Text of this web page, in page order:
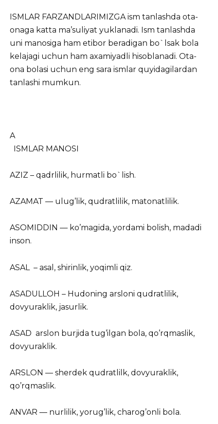
ISMLAR FARZANDLARIMIZGA ism tanlashda ota-
onaga katta ma’suliyat yuklanadi. Ism tanlashda
uni manosiga ham etibor beradigan bo`lsak bola
kelajagi uchun ham axamiyadli hisoblanadi. Ota-
ona bolasi uchun eng sara ismlar quyidagilardan
tanlashi mumkun.
A
ISMLAR MANOSI
AZIZ – qadrlilik, hurmatli bo`lish.
AZAMAT — ulug’lik, qudratlilik, matonatlilik.
ASOMIDDIN — ko’magida, yordami bolish, madadi
inson.
ASAL – asal, shirinlik, yoqimli qiz.
ASADULLOH – Hudoning arsloni qudratlilik,
dovyuraklik, jasurlik.
ASAD arslon burjida tug’ilgan bola, qo’rqmaslik,
dovyuraklik.
ARSLON — sherdek qudratlilk, dovyuraklik,
qo’rqmaslik.
ANVAR — nurlilik, yorug’lik, charog’onli bola.